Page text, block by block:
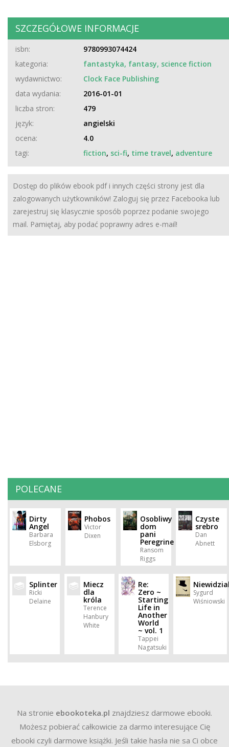
SZCZEGÓŁOWE INFORMACJE
isbn:
9780993074424
kategoria:
fantastyka, fantasy, science fiction
wydawnictwo:
Clock Face Publishing
data wydania:
2016-01-01
liczba stron:
479
język:
angielski
ocena:
4.0
tagi:
fiction, sci-fi, time travel, adventure
Dostęp do plików ebook pdf i innych części strony jest dla
zalogowanych użytkowników! Zaloguj się przez Facebooka lub
zarejestruj się klasycznie sposób poprzez podanie swojego
mail. Pamiętaj, aby podać poprawny adres e-mail!
POLECANE
Dirty
Angel
Barbara
Elsborg
Phobos
Victor
Dixen
Osobliwy
dom
pani
Peregrine
Ransom
Riggs
Czyste
srebro
Dan
Abnett
Splinter
Ricki
Delaine
Miecz
dla
króla
Terence
Hanbury
White
Re:
Zero ~
Starting
Life in
Another
World
~ vol. 1
Tappei
Nagatsuki
Sygurd
Wiśniowski
Na stronie ebookoteka.pl znajdziesz darmowe ebooki.
Możesz pobierać całkowicie za darmo interesujące Cię
ebooki czyli darmowe książki. Jeśli takie hasła nie sa Ci obce